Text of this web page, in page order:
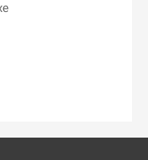
kartě
na nové kartě